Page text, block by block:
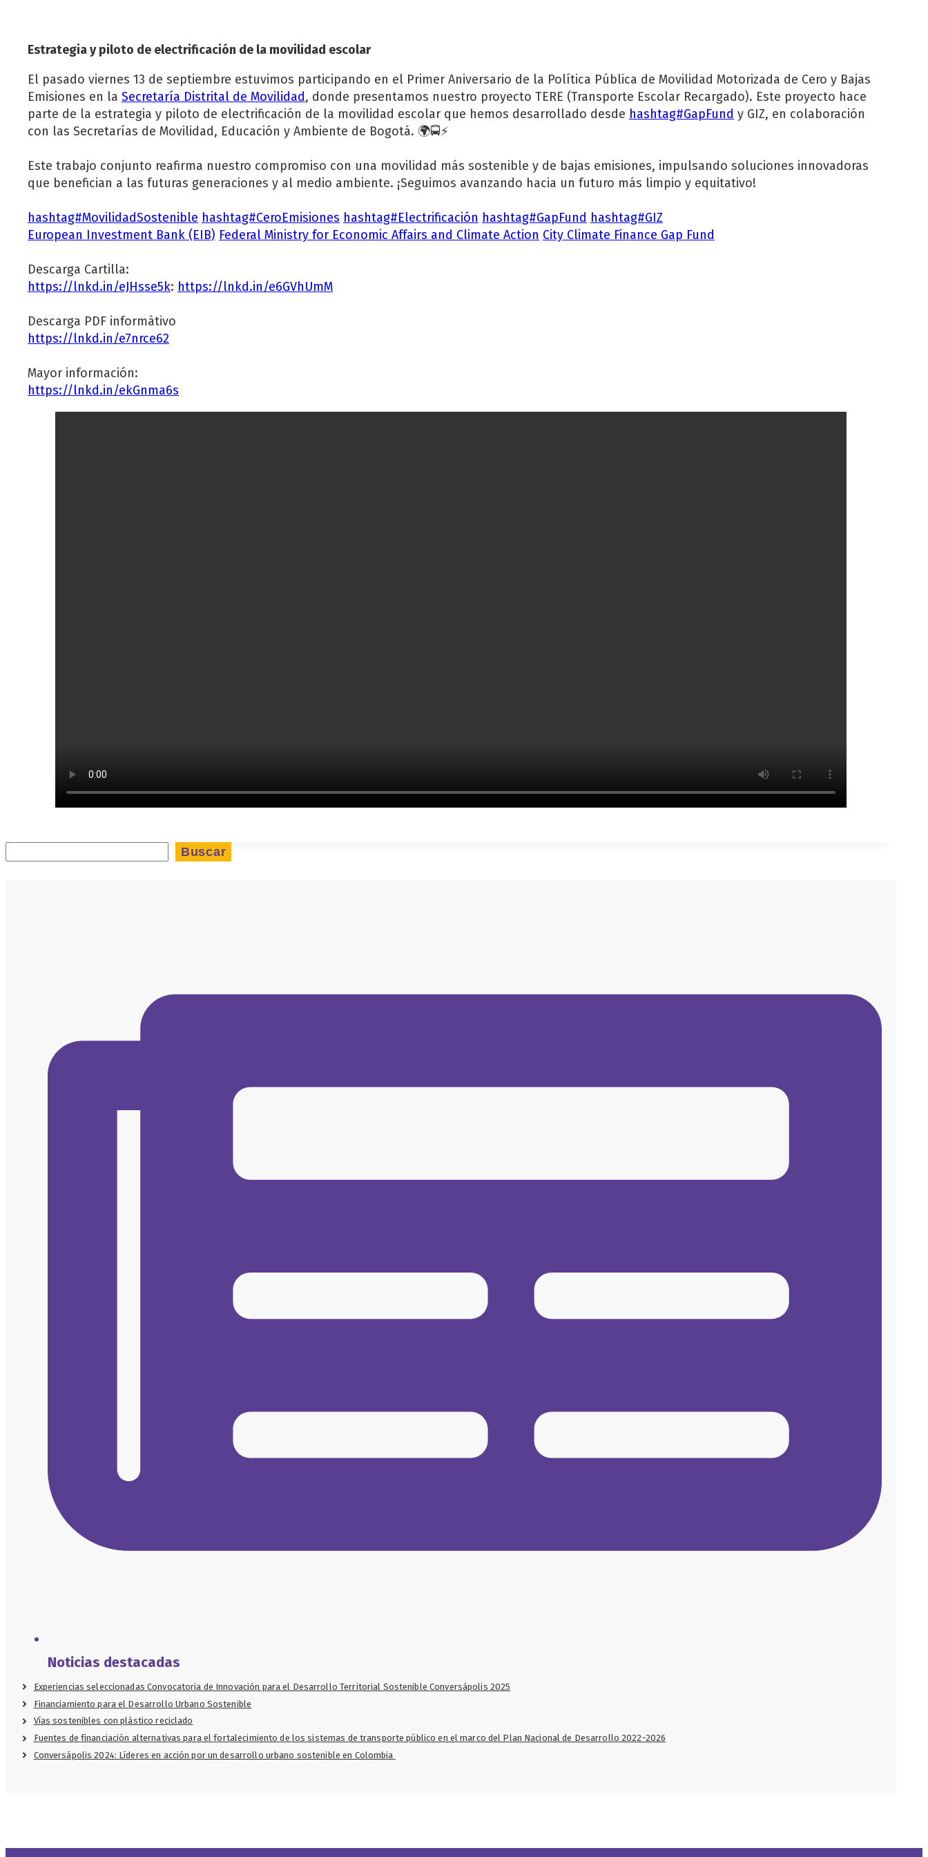
Estrategia y piloto de electrificación de la movilidad escolar
El pasado viernes 13 de septiembre estuvimos participando en el Primer Aniversario de la Política Pública de Movilidad Motorizada de Cero y Bajas
Emisiones en la Secretaría Distrital de Movilidad, donde presentamos nuestro proyecto TERE (Transporte Escolar Recargado). Este proyecto hace
parte de la estrategia y piloto de electrificación de la movilidad escolar que hemos desarrollado desde hashtag#GapFund y GIZ, en colaboración
con las Secretarías de Movilidad, Educación y Ambiente de Bogotá. 🌍🚍⚡
Este trabajo conjunto reafirma nuestro compromiso con una movilidad más sostenible y de bajas emisiones, impulsando soluciones innovadoras
que benefician a las futuras generaciones y al medio ambiente. ¡Seguimos avanzando hacia un futuro más limpio y equitativo!
hashtag#MovilidadSostenible hashtag#CeroEmisiones hashtag#Electrificación hashtag#GapFund hashtag#GIZ
European Investment Bank (EIB) Federal Ministry for Economic Affairs and Climate Action City Climate Finance Gap Fund
Descarga Cartilla:
https://lnkd.in/eJHsse5k: https://lnkd.in/e6GVhUmM
Descarga PDF informátivo
https://lnkd.in/e7nrce62
Mayor información:
https://lnkd.in/ekGnma6s
Buscar
Noticias destacadas
Experiencias seleccionadas Convocatoria de Innovación para el Desarrollo Territorial Sostenible Conversápolis 2025
Financiamiento para el Desarrollo Urbano Sostenible
Vías sostenibles con plástico reciclado
Fuentes de financiación alternativas para el fortalecimiento de los sistemas de transporte público en el marco del Plan Nacional de Desarrollo 2022-2026
Conversápolis 2024: Líderes en acción por un desarrollo urbano sostenible en Colombia